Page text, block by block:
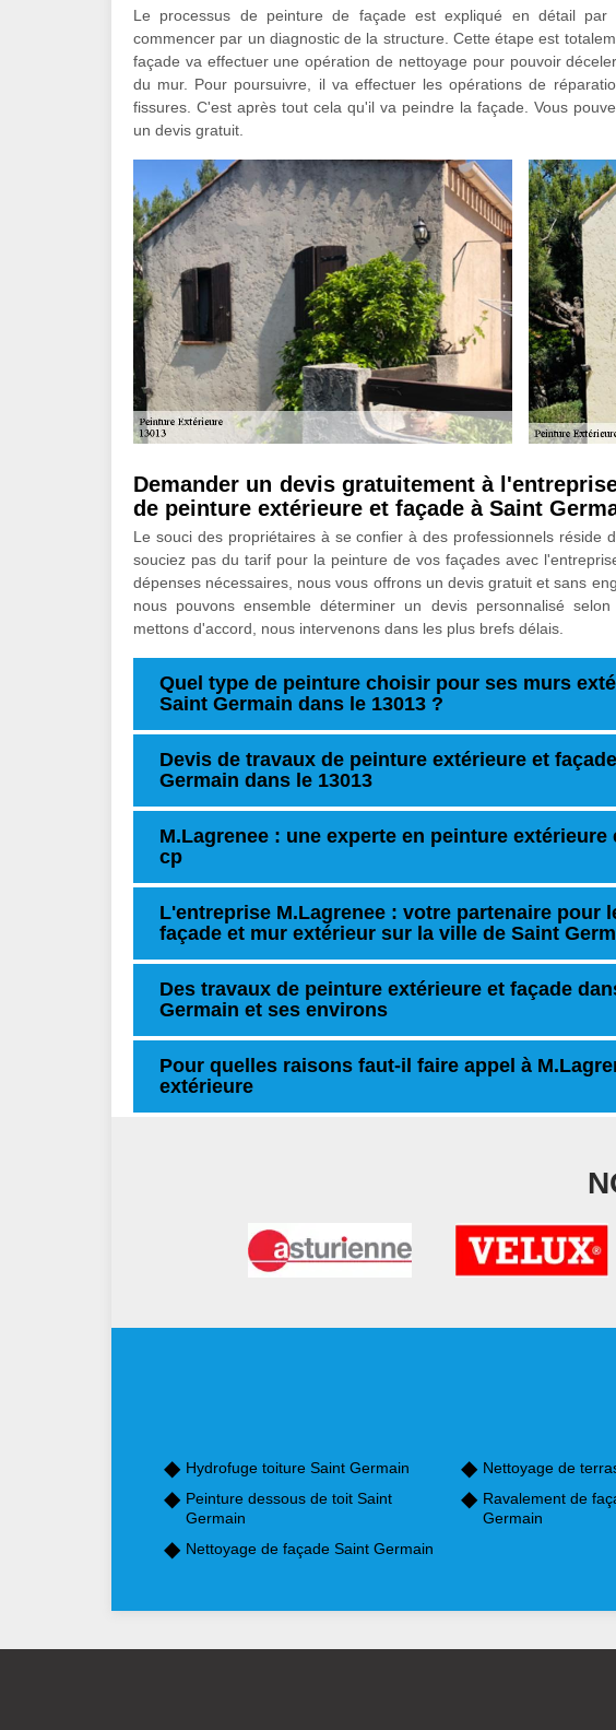
Le processus de peinture de façade est expliqué en détail
commencer par un diagnostic de la structure. Cette étape est
façade va effectuer une opération de nettoyage pour pouvoir
du mur. Pour poursuivre, il va effectuer les opérations de
fissures. C'est après tout cela qu'il va peindre la façade. Vous
un devis gratuit.
Demander un devis gratuitement à
de peinture extérieure et façade à Saint
Le souci des propriétaires à se confier à des professionnels réside
souciez pas du tarif pour la peinture de vos façades avec
dépenses nécessaires, nous vous offrons un devis gratuit et sans
nous pouvons ensemble déterminer un devis personnalisé
mettons d'accord, nous intervenons dans les plus brefs délais.
Quel type de peinture choisir pour ses murs
Saint Germain dans le 13013 ?
Devis de travaux de peinture extérieure et
Germain dans le 13013
M.Lagrenee : une experte en peinture
cp
L'entreprise M.Lagrenee : votre partenaire pour
façade et mur extérieur sur la ville de Saint
Des travaux de peinture extérieure et façade
Germain et ses environs
Pour quelles raisons faut-il faire appel à
extérieure
Hydrofuge toiture Saint Germain
Peinture dessous de toit Saint
Germain
Nettoyage de façade Saint Germain
Nettoyage de
Ravalement de
Germain